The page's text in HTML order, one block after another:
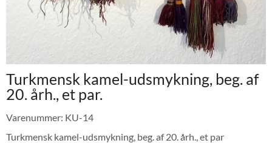
Turkmensk kamel-udsmykning, beg. af
20. årh., et par.
Varenummer: KU-14
Turkmensk kamel-udsmykning, beg. af 20. årh., et par